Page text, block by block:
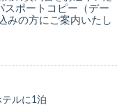
スポートコピー（デー
みの方にご案内いたし
ルに1泊